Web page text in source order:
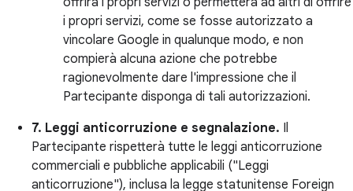
i propri servizi, come se fosse autorizzato a
vincolare Google in qualunque modo, e non
compierà alcuna azione che potrebbe
ragionevolmente dare l'impressione che il
Partecipante disponga di tali autorizzazioni.
7. Leggi anticorruzione e segnalazione. Il
Partecipante rispetterà tutte le leggi anticorruzione
commerciali e pubbliche applicabili ("Leggi
anticorruzione"), inclusa la legge statunitense Foreign